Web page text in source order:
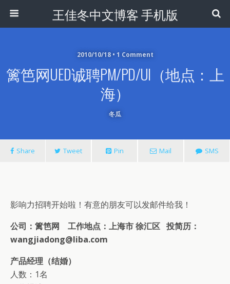
王佳冬中文博客 手机版
2010/10/18 • 1 Comment
篱笆网UED诚聘PM/PD/UI（地点：上
海）
冬瓜
Share Tweet Pin Mail SMS
影响力招聘开始啦！有意的朋友可以发邮件给我！
公司：篱笆网 工作地点：上海市 徐汇区 投简历：
wangjiadong@liba.com
产品经理（结婚）
人数：1名